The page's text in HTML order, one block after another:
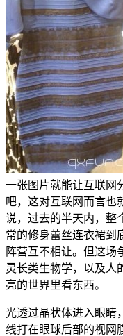
一张图片就能让互联
吧，这对互联网而言也
说，过去的半天内，整
常的修身蕾丝连衣裙到
阵营互不相让。但这场
灵长类生物学，以及人
亮的世界里看东西。
光透过晶状体进入眼睛
线打在眼球后部的视网